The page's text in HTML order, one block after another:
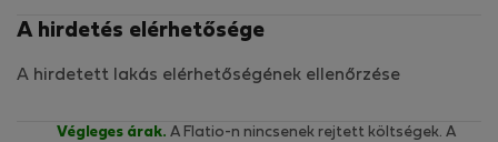
A hirdetés elérhetősége
A hirdetett lakás elérhetőségének ellenőrzése
Végleges árak. A Flatio-n nincsenek rejtett költségek. A